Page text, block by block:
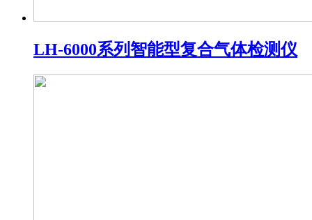
LH-6000系列智能型复合气体检测仪